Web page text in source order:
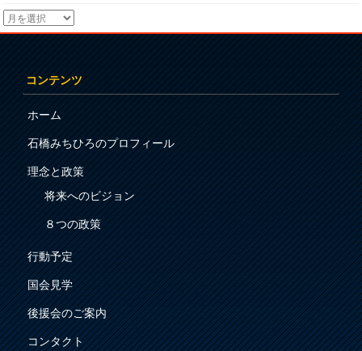
コンテンツ
ホーム
石橋みちひろのプロフィール
理念と政策
将来へのビジョン
８つの政策
行動予定
国会見学
後援会のご案内
コンタクト